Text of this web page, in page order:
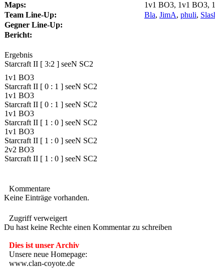
Maps:
1v1 BO3, 1v1 BO3,
Team Line-Up:
Bla, JimA, phuli,
Gegner Line-Up:
Bericht:
Ergebnis
Starcraft II [ 3:2 ] seeN SC2
1v1 BO3
Starcraft II [ 0 : 1 ] seeN SC2
1v1 BO3
Starcraft II [ 0 : 1 ] seeN SC2
1v1 BO3
Starcraft II [ 1 : 0 ] seeN SC2
1v1 BO3
Starcraft II [ 1 : 0 ] seeN SC2
2v2 BO3
Starcraft II [ 1 : 0 ] seeN SC2
Kommentare
Keine Einträge vorhanden.
Zugriff verweigert
Du hast keine Rechte einen Kommentar zu schreiben
Dies ist unser Archiv
Unsere neue Homepage:
www.clan-coyote.de